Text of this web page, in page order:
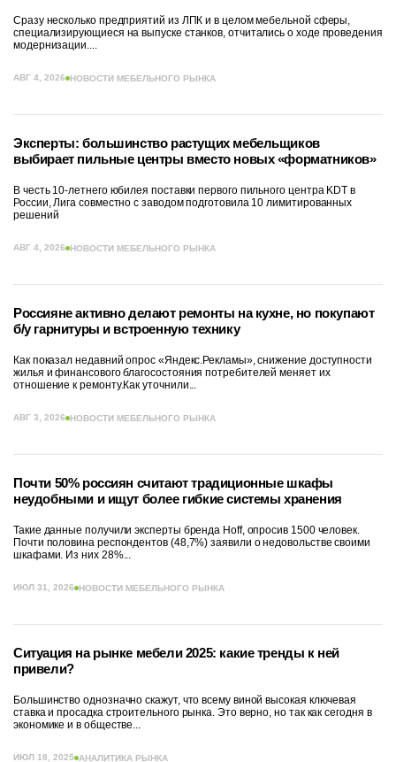
Сразу несколько предприятий из ЛПК и в целом мебельной сферы,
специализирующиеся на выпуске станков, отчитались о ходе проведения
модернизации....
АВГ 4, 2026 НОВОСТИ МЕБЕЛЬНОГО РЫНКА
Эксперты: большинство растущих мебельщиков
выбирает пильные центры вместо новых «форматников»
В честь 10-летнего юбилея поставки первого пильного центра KDT в
России, Лига совместно с заводом подготовила 10 лимитированных
решений
АВГ 4, 2026 НОВОСТИ МЕБЕЛЬНОГО РЫНКА
Россияне активно делают ремонты на кухне, но покупают
б/у гарнитуры и встроенную технику
Как показал недавний опрос «Яндекс.Рекламы», снижение доступности
жилья и финансового благосостояния потребителей меняет их
отношение к ремонту.Как уточнили...
АВГ 3, 2026 НОВОСТИ МЕБЕЛЬНОГО РЫНКА
Почти 50% россиян считают традиционные шкафы
неудобными и ищут более гибкие системы хранения
Такие данные получили эксперты бренда Hoff, опросив 1500 человек.
Почти половина респондентов (48,7%) заявили о недовольстве своими
шкафами. Из них 28%...
ИЮЛ 31, 2026 НОВОСТИ МЕБЕЛЬНОГО РЫНКА
Ситуация на рынке мебели 2025: какие тренды к ней
привели?
Большинство однозначно скажут, что всему виной высокая ключевая
ставка и просадка строительного рынка. Это верно, но так как сегодня в
экономике и в обществе...
ИЮЛ 18, 2025 АНАЛИТИКА РЫНКА